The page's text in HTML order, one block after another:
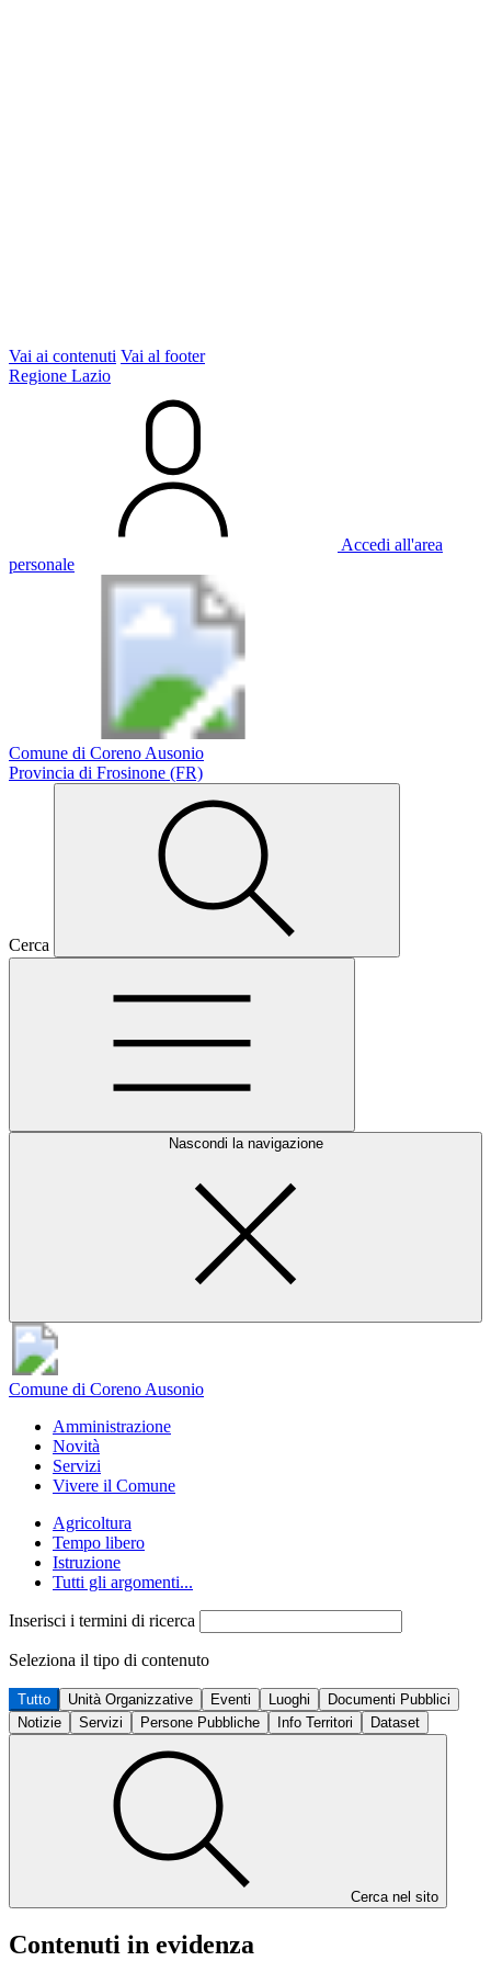
Vai ai contenuti Vai al footer
Regione Lazio
Accedi all'area
personale
Comune di Coreno Ausonio
Provincia di Frosinone (FR)
Cerca
Nascondi la navigazione
Comune di Coreno Ausonio
Amministrazione
Novità
Servizi
Vivere il Comune
Agricoltura
Tempo libero
Istruzione
Tutti gli argomenti...
Inserisci i termini di ricerca
Seleziona il tipo di contenuto
Tutto Unità Organizzative Eventi Luoghi
Documenti Pubblici
Notizie
Servizi Persone Pubbliche Info Territori Dataset
Cerca nel sito
Contenuti in evidenza